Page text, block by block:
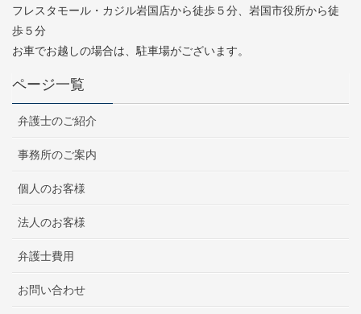
フレスタモール・カジル岩国店から徒歩５分、岩国市役所から徒
歩５分
お車でお越しの場合は、駐車場がございます。
ページ一覧
弁護士のご紹介
事務所のご案内
個人のお客様
法人のお客様
弁護士費用
お問い合わせ